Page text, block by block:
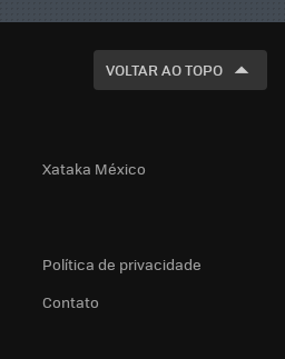
VOLTAR AO TOPO
Xataka México
Política de privacidade
Contato